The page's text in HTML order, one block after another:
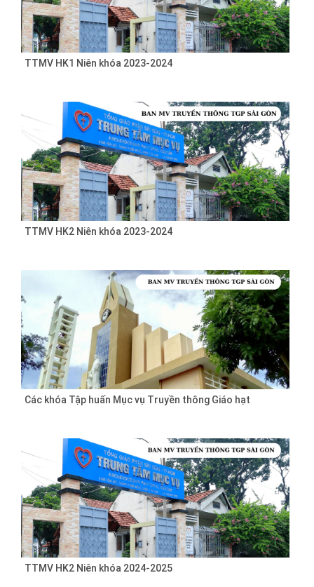
TTMV HK1 Niên khóa 2023-2024
TTMV HK2 Niên khóa 2023-2024
Các khóa Tập huấn Mục vụ Truyền thông Giáo hạt
TTMV HK2 Niên khóa 2024-2025